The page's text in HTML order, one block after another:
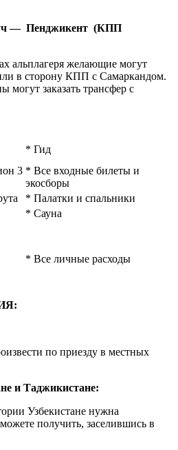
— Пенджикент (КПП
альплагеря желающие могут
в сторону КПП с Самаркандом.
заказать трансфер с
* Гид
3 * Все входные билеты и
экосборы
* Палатки и спальники
* Сауна
* Все личные расходы
по приезду в местных
и Таджикистане:
Узбекистане нужна
получить, заселившись в